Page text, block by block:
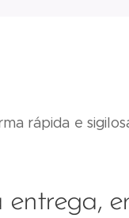
rápida e